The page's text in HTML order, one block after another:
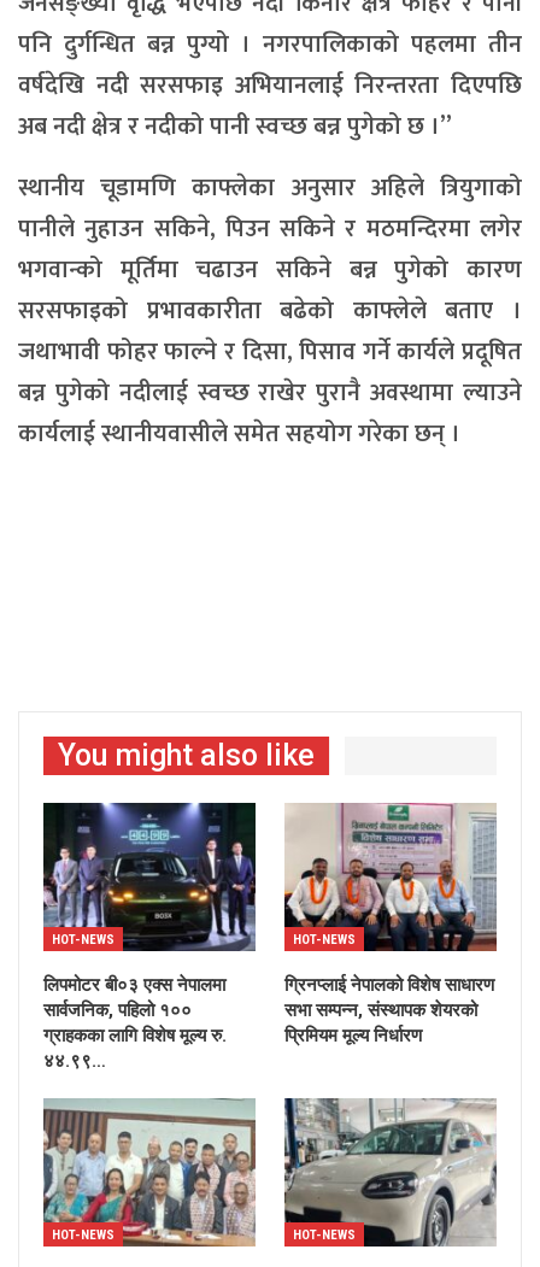
पनि दुर्गन्धित बन्न पुग्यो । नगरपालिकाको पहलमा तीन
वर्षदेखि नदी सरसफाइ अभियानलाई निरन्तरता दिएपछि
अब नदी क्षेत्र र नदीको पानी स्वच्छ बन्न पुगेको छ ।”
स्थानीय चूडामणि काफ्लेका अनुसार अहिले त्रियुगाको
पानीले नुहाउन सकिने, पिउन सकिने र मठमन्दिरमा लगेर
भगवान्को मूर्तिमा चढाउन सकिने बन्न पुगेको कारण
सरसफाइको प्रभावकारीता बढेको काफ्लेले बताए ।
जथाभावी फोहर फाल्ने र दिसा, पिसाव गर्ने कार्यले प्रदूषित
बन्न पुगेको नदीलाई स्वच्छ राखेर पुरानै अवस्थामा ल्याउने
कार्यलाई स्थानीयवासीले समेत सहयोग गरेका छन् ।
You might also like
HOT-NEWS
लिपमोटर बी०३ एक्स नेपालमा
सार्वजनिक, पहिलो १००
ग्राहकका लागि विशेष मूल्य रु.
४४.९९…
HOT-NEWS
ग्रिनप्लाई नेपालको विशेष साधारण
सभा सम्पन्न, संस्थापक शेयरको
प्रिमियम मूल्य निर्धारण
HOT-NEWS HOT-NEWS